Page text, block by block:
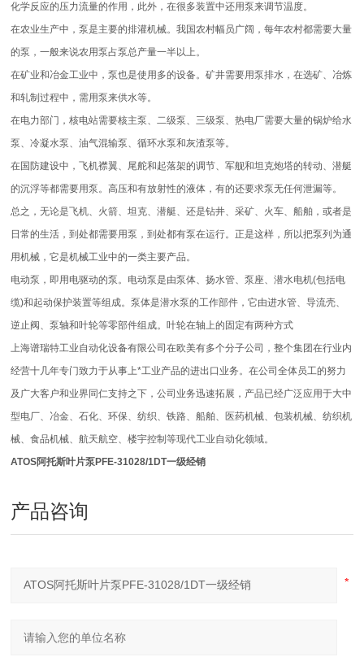
化学反应的压力流量的作用，此外，在很多装置中还用泵来调节温度。
在农业生产中，泵是主要的排灌机械。我国农村幅员广阔，每年农村都需要大量
的泵，一般来说农用泵占泵总产量一半以上。
在矿业和冶金工业中，泵也是使用多的设备。矿井需要用泵排水，在选矿、冶炼
和轧制过程中，需用泵来供水等。
在电力部门，核电站需要核主泵、二级泵、三级泵、热电厂需要大量的锅炉给水
泵、冷凝水泵、油气混输泵、循环水泵和灰渣泵等。
在国防建设中，飞机襟翼、尾舵和起落架的调节、军舰和坦克炮塔的转动、潜艇
的沉浮等都需要用泵。高压和有放射性的液体，有的还要求泵无任何泄漏等。
总之，无论是飞机、火箭、坦克、潜艇、还是钻井、采矿、火车、船舶，或者是
日常的生活，到处都需要用泵，到处都有泵在运行。正是这样，所以把泵列为通
用机械，它是机械工业中的一类主要产品。
电动泵，即用电驱动的泵。电动泵是由泵体、扬水管、泵座、潜水电机(包括电
缆)和起动保护装置等组成。泵体是潜水泵的工作部件，它由进水管、导流壳、
逆止阀、泵轴和叶轮等零部件组成。叶轮在轴上的固定有两种方式
上海谱瑞特工业自动化设备有限公司在欧美有多个分子公司，整个集团在行业内
经营十几年专门致力于从事上*工业产品的进出口业务。在公司全体员工的努力
及广大客户和业界同仁支持之下，公司业务迅速拓展，产品已经广泛应用于大中
型电厂、冶金、石化、环保、纺织、铁路、船舶、医药机械、包装机械、纺织机
械、食品机械、航天航空、楼宇控制等现代工业自动化领域。
ATOS阿托斯叶片泵PFE-31028/1DT一级经销
产品咨询